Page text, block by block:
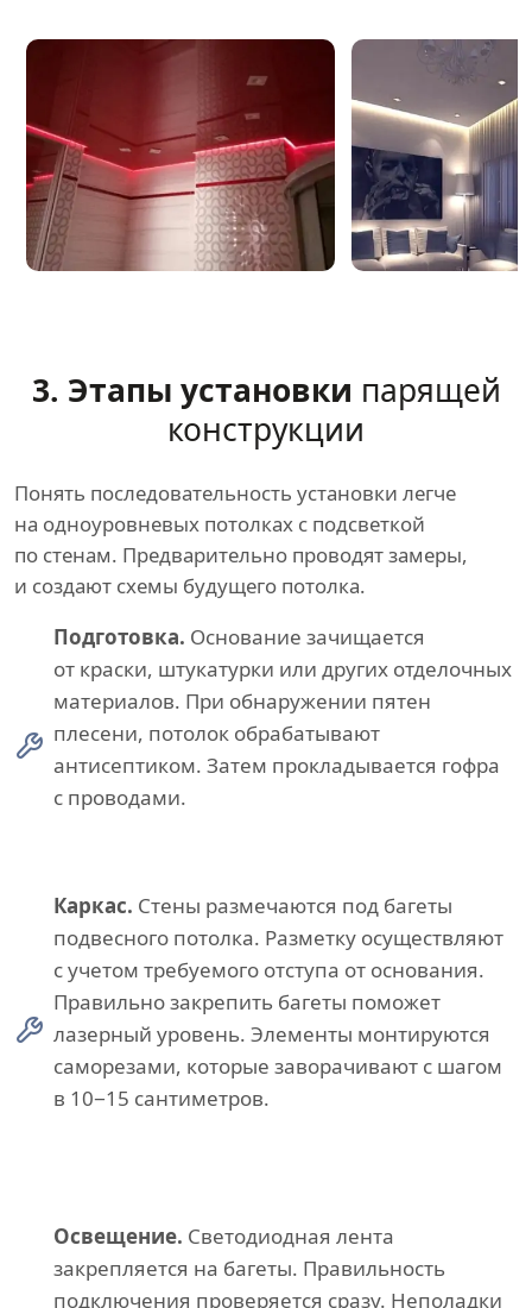
3. Этапы установки парящей
конструкции
Понять последовательность установки легче
на одноуровневых потолках с подсветкой
по стенам. Предварительно проводят замеры,
и создают схемы будущего потолка.
Подготовка. Основание зачищается
от краски, штукатурки или других отделочных
материалов. При обнаружении пятен
плесени, потолок обрабатывают
антисептиком. Затем прокладывается гофра
с проводами.
Каркас. Стены размечаются под багеты
подвесного потолка. Разметку осуществляют
с учетом требуемого отступа от основания.
Правильно закрепить багеты поможет
лазерный уровень. Элементы монтируются
саморезами, которые заворачивают с шагом
в 10−15 сантиметров.
Освещение. Светодиодная лента
закрепляется на багеты. Правильность
подключения проверяется сразу. Неполадки